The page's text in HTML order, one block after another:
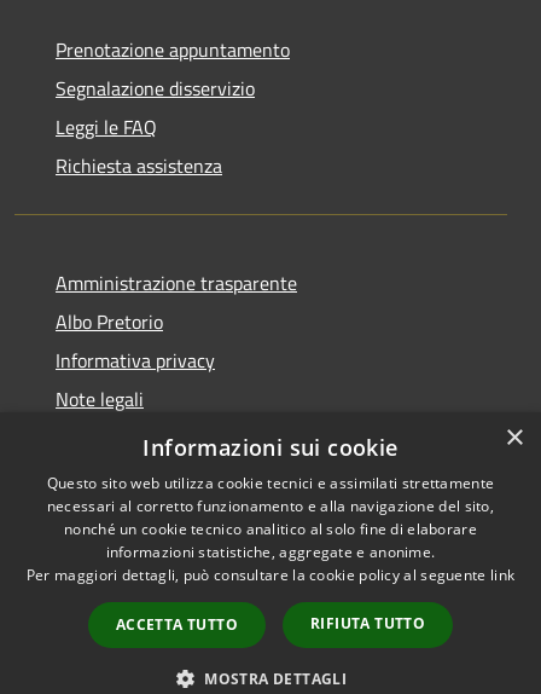
Prenotazione appuntamento
Segnalazione disservizio
Leggi le FAQ
Richiesta assistenza
Amministrazione trasparente
Albo Pretorio
Informativa privacy
Note legali
Dichiarazione di accessibilità
Accessibilità
Copyright © 2026 • Comune di
Supino • Powered by
Municipium•
Accesso
redazione
×
Informazioni sui cookie
Questo sito web utilizza cookie tecnici e assimilati strettamente
necessari al corretto funzionamento e alla navigazione del sito,
nonché un cookie tecnico analitico al solo fine di elaborare
informazioni statistiche, aggregate e anonime.
Per maggiori dettagli, può consultare la cookie policy al seguente link
ACCETTA TUTTO RIFIUTA TUTTO
MOSTRA DETTAGLI